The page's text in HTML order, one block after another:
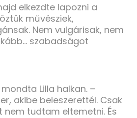
elkezdte lapozni a
művésziek,
Nem vulgárisak, nem
szabadságot
Lilla halkan. –
akibe beleszerettél. Csak
nem tudtam eltemetni. És